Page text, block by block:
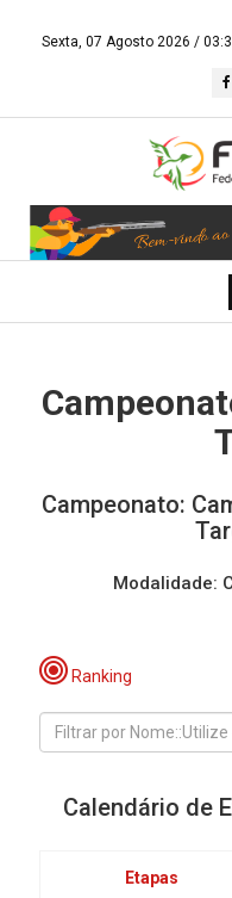
Sexta, 07 Agosto 2026 /
Campeonato:
Modalidade:
Ranking
Calendário de
Etapas